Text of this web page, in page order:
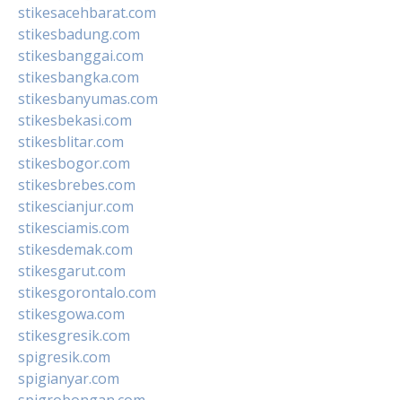
stikesacehbarat.com
stikesbadung.com
stikesbanggai.com
stikesbangka.com
stikesbanyumas.com
stikesbekasi.com
stikesblitar.com
stikesbogor.com
stikesbrebes.com
stikescianjur.com
stikesciamis.com
stikesdemak.com
stikesgarut.com
stikesgorontalo.com
stikesgowa.com
stikesgresik.com
spigresik.com
spigianyar.com